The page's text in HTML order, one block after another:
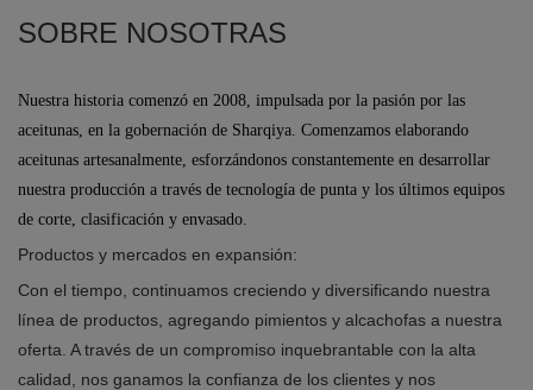
SOBRE NOSOTRAS
Nuestra historia comenzó en 2008, impulsada por la pasión por las
aceitunas, en la gobernación de Sharqiya. Comenzamos elaborando
aceitunas artesanalmente, esforzándonos constantemente en desarrollar
nuestra producción a través de tecnología de punta y los últimos equipos
de corte, clasificación y envasado.
Productos y mercados en expansión:
Con el tiempo, continuamos creciendo y diversificando nuestra
línea de productos, agregando pimientos y alcachofas a nuestra
oferta. A través de un compromiso inquebrantable con la alta
calidad, nos ganamos la confianza de los clientes y nos